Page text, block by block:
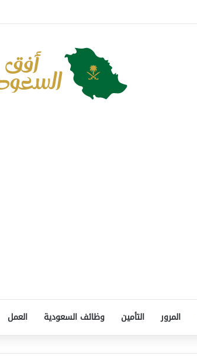
المرور التأمين وظائف السعودية العمل